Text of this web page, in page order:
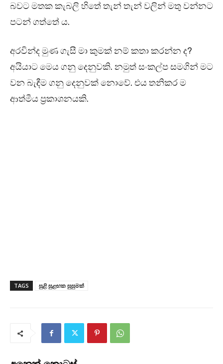
බවට මතක කැබලි හිතේ තැන් තැන් වලින් මතු වන්නට
පටන් ගත්තේ ය.
අරවින්ද මුණ ගැසී මා කුමක් නම් කතා කරන්න ද?
අයියාට මෙය ගනු දෙනුවකි. නමුත් සංකල්ප සමගින් මට
වන බැඳීම ගනු දෙනුවක් නොවේ. එය තනිකර ම
ආත්මීය ප්‍රකාශනයකි.
TAGS සුළි සුළඟක සුසුමක්